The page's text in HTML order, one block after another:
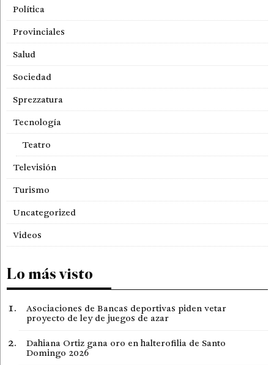
Política
Provinciales
Salud
Sociedad
Sprezzatura
Tecnología
Teatro
Televisión
Turismo
Uncategorized
Videos
Lo más visto
Asociaciones de Bancas deportivas piden vetar
proyecto de ley de juegos de azar
Dahiana Ortiz gana oro en halterofilia de Santo
Domingo 2026